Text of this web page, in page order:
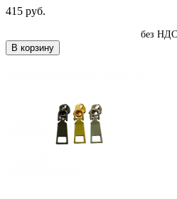
415 руб.
без НДС
В корзину